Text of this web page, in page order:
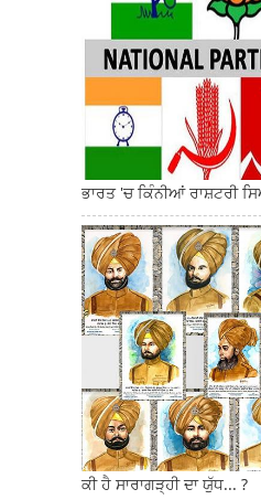
ਭਾਰਤ 'ਚ ਕਿੰਨੀਆਂ ਰਾਸ਼ਟਰੀ
ਕੀ ਹੈ ਸਾਰਾਗੜ੍ਹੀ ਦਾ ਯੁੱਧ... ?